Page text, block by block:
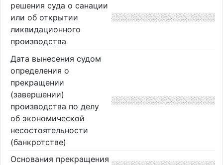
решения суда о санации
или об открытии
ликвидационного
производства
Дата вынесения судом
определения о
прекращении
(завершении)
производства по делу
об экономической
несостоятельности
(банкротстве)
Основания прекращения